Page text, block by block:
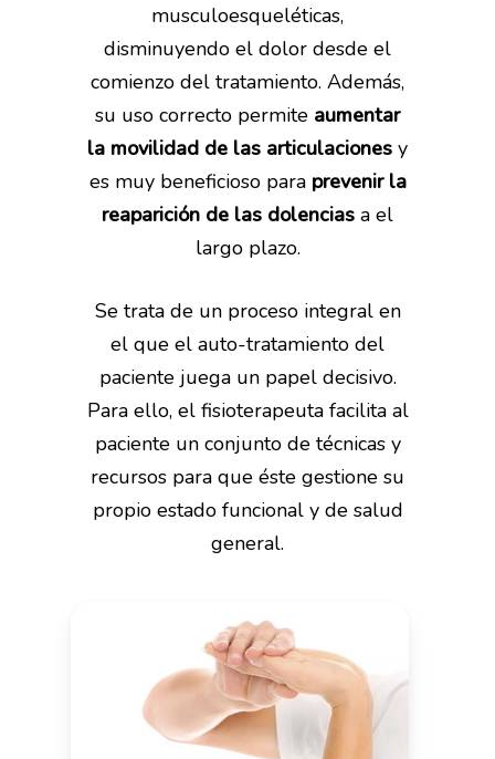
musculoesqueléticas,
disminuyendo el dolor desde el
comienzo del tratamiento. Además,
su uso correcto permite aumentar
la movilidad de las articulaciones y
es muy beneficioso para prevenir la
reaparición de las dolencias a el
largo plazo.
Se trata de un proceso integral en
el que el auto-tratamiento del
paciente juega un papel decisivo.
Para ello, el fisioterapeuta facilita al
paciente un conjunto de técnicas y
recursos para que éste gestione su
propio estado funcional y de salud
general.